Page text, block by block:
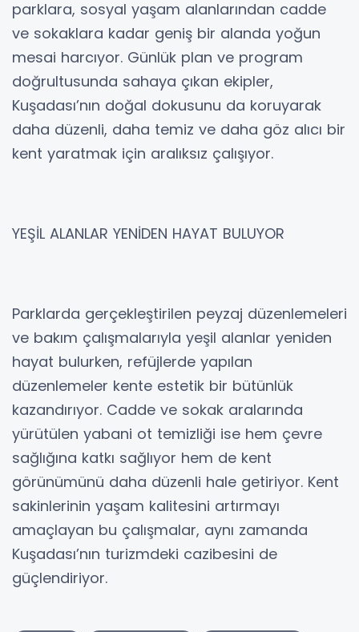
parklara, sosyal yaşam alanlarından cadde
ve sokaklara kadar geniş bir alanda yoğun
mesai harcıyor. Günlük plan ve program
doğrultusunda sahaya çıkan ekipler,
Kuşadası’nın doğal dokusunu da koruyarak
daha düzenli, daha temiz ve daha göz alıcı bir
kent yaratmak için aralıksız çalışıyor.
YEŞİL ALANLAR YENİDEN HAYAT BULUYOR
Parklarda gerçekleştirilen peyzaj düzenlemeleri
ve bakım çalışmalarıyla yeşil alanlar yeniden
hayat bulurken, refüjlerde yapılan
düzenlemeler kente estetik bir bütünlük
kazandırıyor. Cadde ve sokak aralarında
yürütülen yabani ot temizliği ise hem çevre
sağlığına katkı sağlıyor hem de kent
görünümünü daha düzenli hale getiriyor. Kent
sakinlerinin yaşam kalitesini artırmayı
amaçlayan bu çalışmalar, aynı zamanda
Kuşadası’nın turizmdeki cazibesini de
güçlendiriyor.